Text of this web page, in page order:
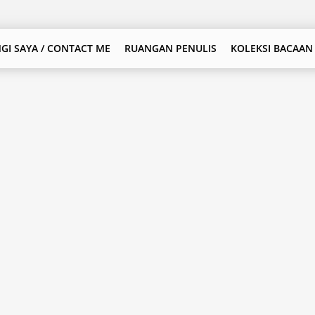
SAYA / CONTACT ME RUANGAN PENULIS KOLEKSI